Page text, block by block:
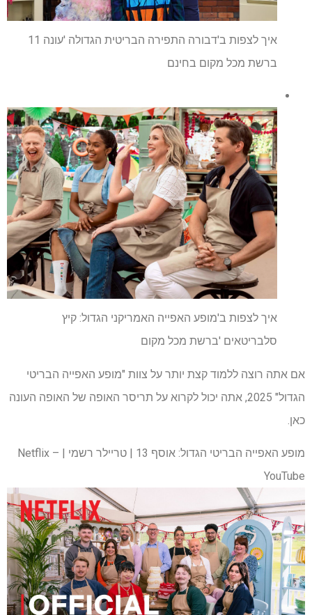
איך לצפות ב'דבורה התפירה הבריטית הגדולה 'עונה 11
ברשת מכל מקום בחינם
איך לצפות ב'מופע האפייה האמריקני הגדול: קיץ
סלבריטאים 'ברשת מכל מקום
אם אתה רוצה ללמוד קצת יותר על צוות "מופע האפייה הבריטי
הגדול" 2025, אתה יכול לקרוא על תריסר האופה של האופה העונה
כאן.
מופע האפייה הבריטי הגדול: אוסף 13 | טריילר רשמי | Netflix –
YouTube